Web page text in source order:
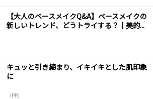
【大人のベースメイクQ&A】ベースメイクの
新しいトレンド、どうトライする？│美的...
キュッと引き締まり、イキイキとした肌印象
に
（PR）